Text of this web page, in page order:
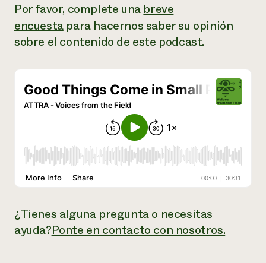
Por favor, complete unabreve
encuestapara hacernos saber su opinión
sobre el contenido de este podcast.
¿Tienes alguna pregunta o necesitas
ayuda?Ponte en contacto con nosotros.